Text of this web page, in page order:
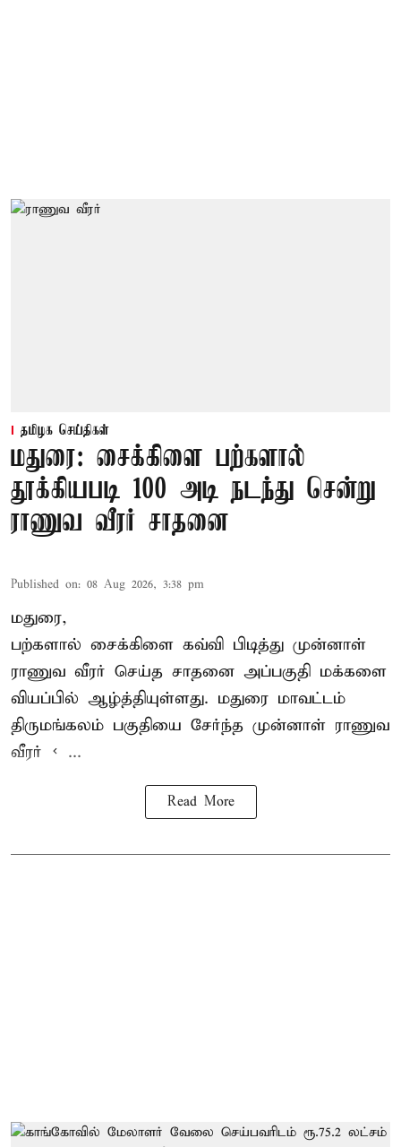
தமிழக செய்திகள்
மதுரை: சைக்கிளை பற்களால்
தூக்கியபடி 100 அடி நடந்து சென்று
ராணுவ வீரர் சாதனை
Published on: 08 Aug 2026, 3:38 pm
மதுரை,
பற்களால் சைக்கிளை கவ்வி பிடித்து முன்னாள்
ராணுவ வீரர் செய்த சாதனை அப்பகுதி மக்களை
வியப்பில் ஆழ்த்தியுள்ளது. மதுரை மாவட்டம்
திருமங்கலம் பகுதியை சேர்ந்த முன்னாள் ராணுவ
வீரர் < ...
Read More